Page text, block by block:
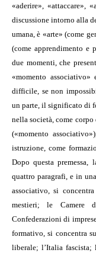
«aderire», «attaccare»,
discussione intorno alla
umana, è «arte» (come
(come apprendimento e
due momenti, che
«momento
difficile, se non
un parte, il significato di
nella società, come
(«momento
istruzione, come
Dopo questa
quattro paragrafi, e in
associativo, si
mestieri; le Camere
Confederazioni di
formativo, si concentra
liberale; l’Italia fascista;